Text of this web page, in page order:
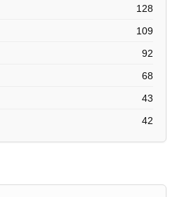
128
109
92
68
43
42